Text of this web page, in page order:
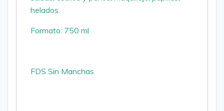
helados.
Formato: 750 ml
FDS Sin Manchas